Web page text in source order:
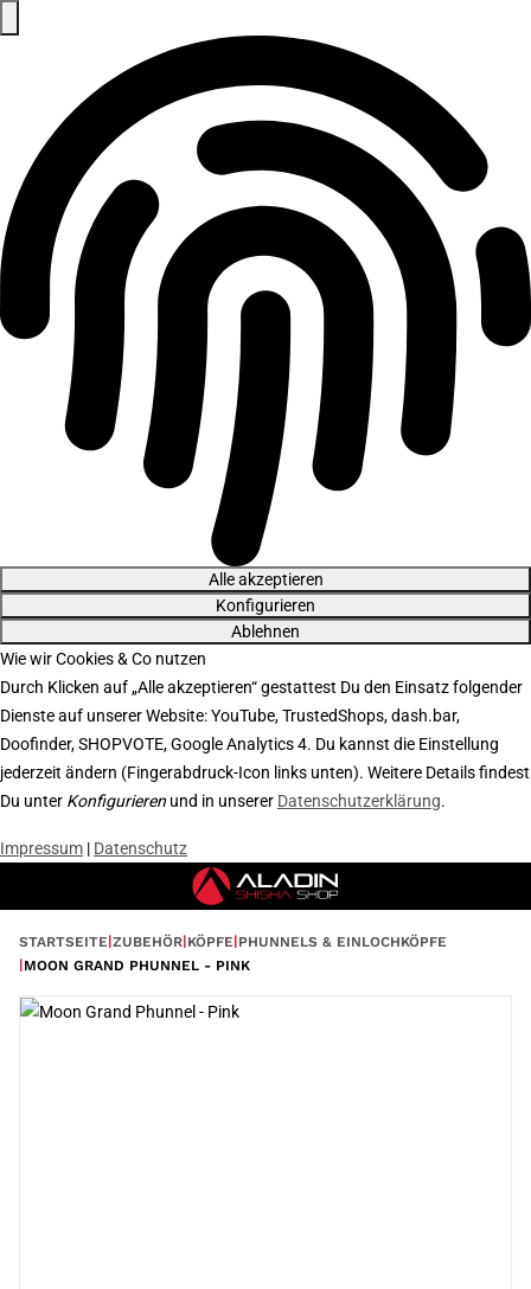
Alle akzeptieren
Konfigurieren
Ablehnen
Wie wir Cookies & Co nutzen
Durch Klicken auf „Alle akzeptieren“ gestattest Du den Einsatz folgender
Dienste auf unserer Website: YouTube, TrustedShops, dash.bar,
Doofinder, SHOPVOTE, Google Analytics 4. Du kannst die Einstellung
jederzeit ändern (Fingerabdruck-Icon links unten). Weitere Details findest
Du unter Konfigurieren und in unserer Datenschutzerklärung.
Impressum | Datenschutz
STARTSEITE ZUBEHÖR KÖPFE PHUNNELS & EINLOCHKÖPFE
MOON GRAND PHUNNEL - PINK